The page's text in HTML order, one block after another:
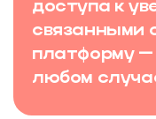
доступа к
связанными
платформу —
любом